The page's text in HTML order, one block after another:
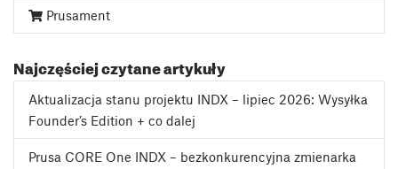
Prusament
Najczęściej czytane artykuły
Aktualizacja stanu projektu INDX – lipiec 2026: Wysyłka
Founder’s Edition + co dalej
Prusa CORE One INDX – bezkonkurencyjna zmienarka